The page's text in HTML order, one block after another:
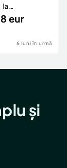
la
Mega
eur
6 luni în urmă
și